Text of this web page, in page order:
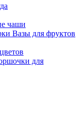
чаши
Вазы для фруктов
для